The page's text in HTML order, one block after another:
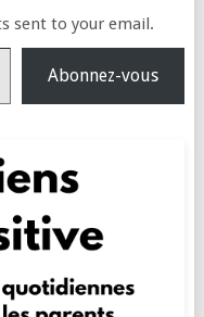
sent to your email.
Abonnez-vous